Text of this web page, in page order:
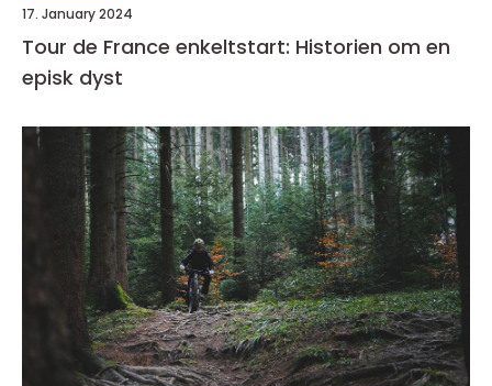
17. January 2024
Tour de France enkeltstart: Historien om en
episk dyst